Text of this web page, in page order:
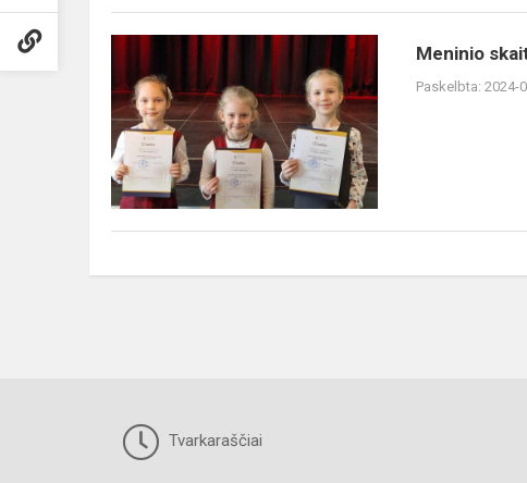
skaitymo
konkursas
Meninio
Paskelbta: 2024-
Tvarkaraščiai